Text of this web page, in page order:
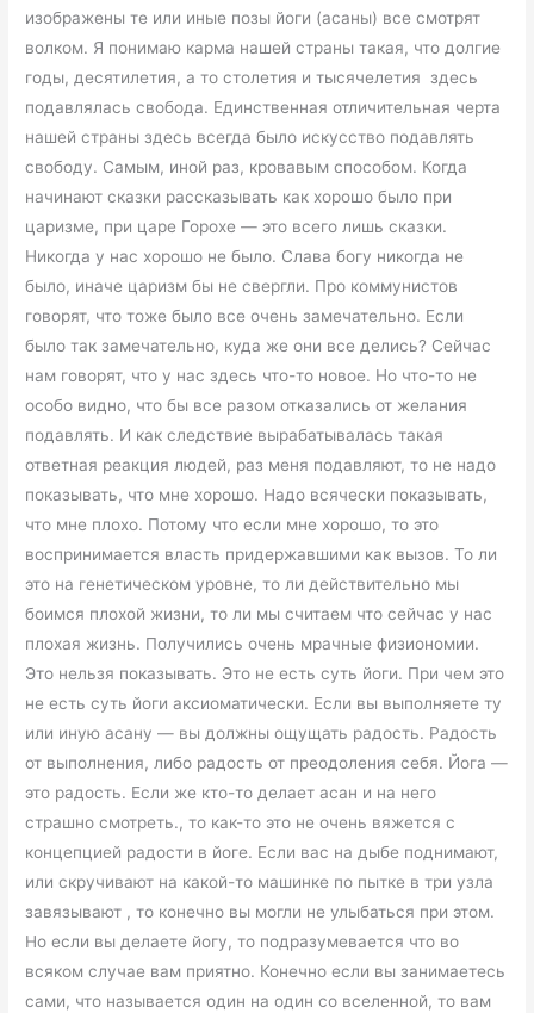
изображены те или иные позы йоги (асаны) все смотрят
волком. Я понимаю карма нашей страны такая, что долгие
годы, десятилетия, а то столетия и тысячелетия здесь
подавлялась свобода. Единственная отличительная черта
нашей страны здесь всегда было искусство подавлять
свободу. Самым, иной раз, кровавым способом. Когда
начинают сказки рассказывать как хорошо было при
царизме, при царе Горохе — это всего лишь сказки.
Никогда у нас хорошо не было. Слава богу никогда не
было, иначе царизм бы не свергли. Про коммунистов
говорят, что тоже было все очень замечательно. Если
было так замечательно, куда же они все делись? Сейчас
нам говорят, что у нас здесь что-то новое. Но что-то не
особо видно, что бы все разом отказались от желания
подавлять. И как следствие вырабатывалась такая
ответная реакция людей, раз меня подавляют, то не надо
показывать, что мне хорошо. Надо всячески показывать,
что мне плохо. Потому что если мне хорошо, то это
воспринимается власть придержавшими как вызов. То ли
это на генетическом уровне, то ли действительно мы
боимся плохой жизни, то ли мы считаем что сейчас у нас
плохая жизнь. Получились очень мрачные физиономии.
Это нельзя показывать. Это не есть суть йоги. При чем это
не есть суть йоги аксиоматически. Если вы выполняете ту
или иную асану — вы должны ощущать радость. Радость
от выполнения, либо радость от преодоления себя. Йога —
это радость. Если же кто-то делает асан и на него
страшно смотреть., то как-то это не очень вяжется с
концепцией радости в йоге. Если вас на дыбе поднимают,
или скручивают на какой-то машинке по пытке в три узла
завязывают , то конечно вы могли не улыбаться при этом.
Но если вы делаете йогу, то подразумевается что во
всяком случае вам приятно. Конечно если вы занимаетесь
сами, что называется один на один со вселенной, то вам